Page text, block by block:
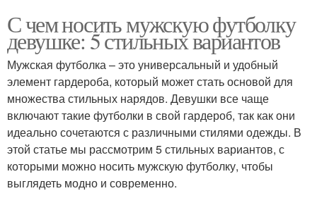
С чем носить мужскую футболку
девушке: 5 стильных вариантов
Мужская футболка – это универсальный и удобный
элемент гардероба, который может стать основой для
множества стильных нарядов. Девушки все чаще
включают такие футболки в свой гардероб, так как они
идеально сочетаются с различными стилями одежды. В
этой статье мы рассмотрим 5 стильных вариантов, с
которыми можно носить мужскую футболку, чтобы
выглядеть модно и современно.